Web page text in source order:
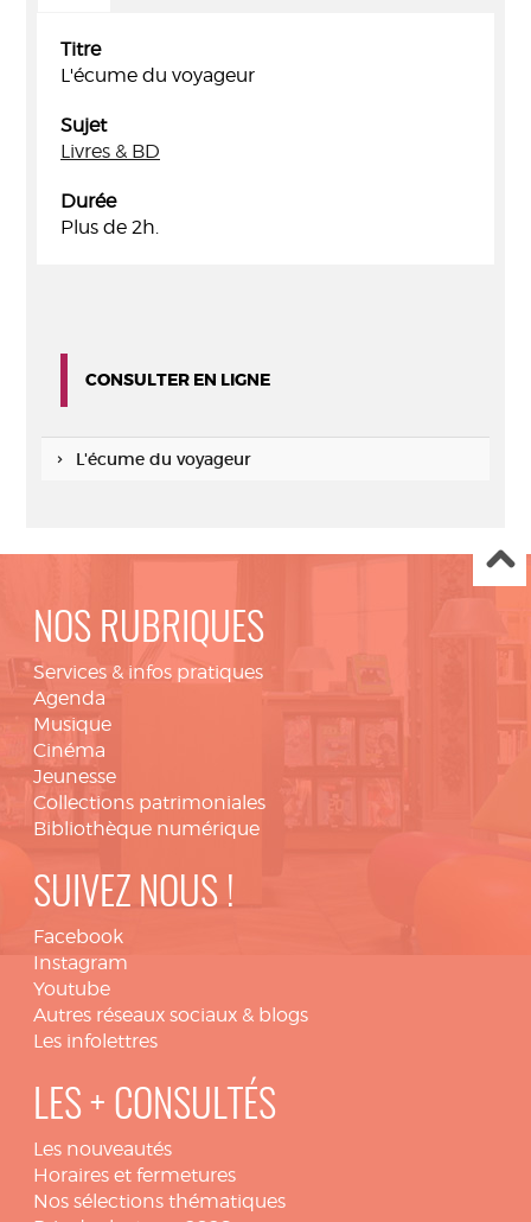
Titre
L'écume du voyageur
Sujet
Livres & BD
Durée
Plus de 2h.
CONSULTER EN LIGNE
L'écume du voyageur
NOS RUBRIQUES
Services & infos pratiques
Agenda
Musique
Cinéma
Jeunesse
Collections patrimoniales
Bibliothèque numérique
SUIVEZ NOUS !
Facebook
Instagram
Youtube
Autres réseaux sociaux & blogs
Les infolettres
LES + CONSULTÉS
Les nouveautés
Horaires et fermetures
Nos sélections thématiques